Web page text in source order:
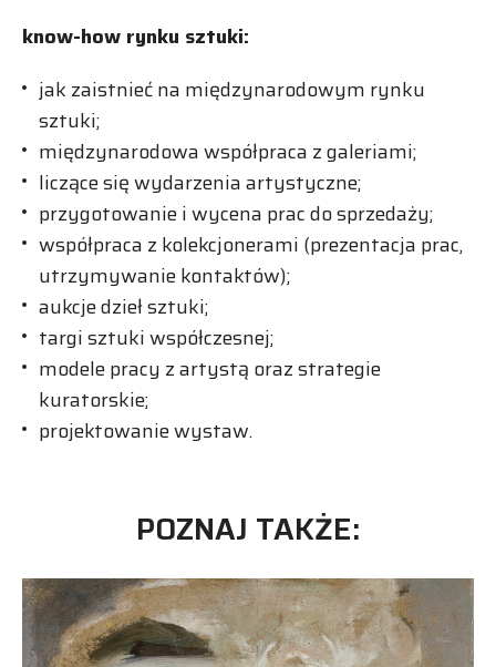
know-how rynku sztuki:
jak zaistnieć na międzynarodowym rynku
sztuki;
międzynarodowa współpraca z galeriami;
liczące się wydarzenia artystyczne;
przygotowanie i wycena prac do sprzedaży;
współpraca z kolekcjonerami (prezentacja prac,
utrzymywanie kontaktów);
aukcje dzieł sztuki;
targi sztuki współczesnej;
modele pracy z artystą oraz strategie
kuratorskie;
projektowanie wystaw.
POZNAJ TAKŻE: